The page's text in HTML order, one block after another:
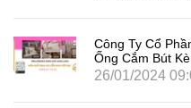
Công Ty Cổ
Ống Cắm Bút
8/3
26/01/2024